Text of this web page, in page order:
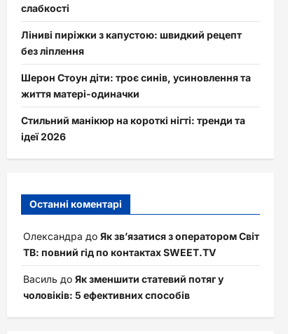
слабкості
Ліниві пиріжки з капустою: швидкий рецепт
без ліплення
Шерон Стоун діти: троє синів, усиновлення та
життя матері-одиначки
Стильний манікюр на короткі нігті: тренди та
ідеї 2026
Останні коментарі
Олександра до Як зв’язатися з оператором Світ
ТВ: повний гід по контактах SWEET.TV
Василь до Як зменшити статевий потяг у
чоловіків: 5 ефективних способів